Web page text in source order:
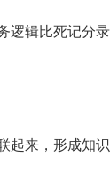
逻辑比死记分
起来，形成知